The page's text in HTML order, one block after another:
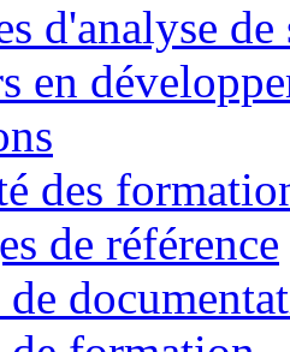
d'analyse de
en
des
de référence
de